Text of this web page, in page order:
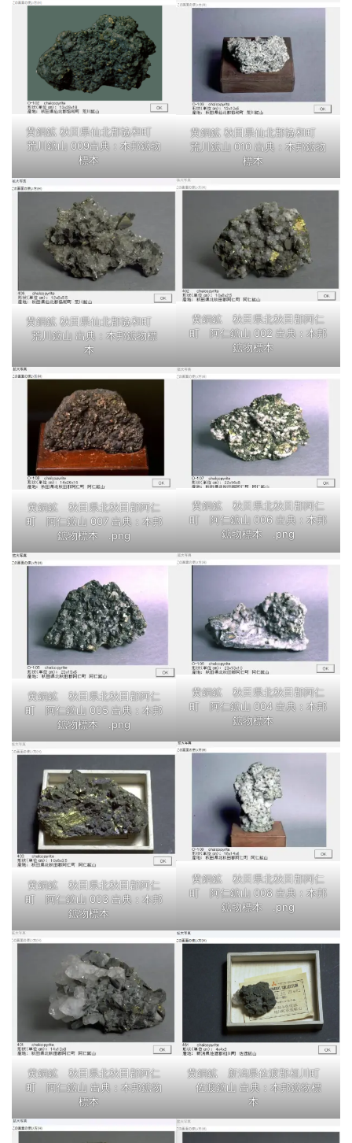
黄銅鉱 秋田県仙北郡協和町
荒川鉱山 009出典：本邦鉱物
標本
黄銅鉱 秋田県仙北郡協和町
荒川鉱山 010 出典：本邦鉱物
標本
黄銅鉱 秋田県仙北郡協和町
荒川鉱山 出典：本邦鉱物標
本
黄銅鉱 秋田県北秋田郡阿仁
町 阿仁鉱山 002 出典：本邦
鉱物標本
黄銅鉱 秋田県北秋田郡阿仁
町 阿仁鉱山 007 出典：本邦
鉱物標本 .png
黄銅鉱 秋田県北秋田郡阿仁
町 阿仁鉱山 006 出典：本邦
鉱物標本 .png
黄銅鉱 秋田県北秋田郡阿仁
町 阿仁鉱山 005 出典：本邦
鉱物標本 .png
黄銅鉱 秋田県北秋田郡阿仁
町 阿仁鉱山 004 出典：本邦
鉱物標本
黄銅鉱 秋田県北秋田郡阿仁
町 阿仁鉱山 003 出典：本邦
鉱物標本
黄銅鉱 秋田県北秋田郡阿仁
町 阿仁鉱山 008 出典：本邦
鉱物標本 .png
黄銅鉱 秋田県北秋田郡阿仁
町 阿仁鉱山 出典：本邦鉱物
標本
黄銅鉱 新潟県佐渡郡相川町
佐渡鉱山 出典：本邦鉱物標
本